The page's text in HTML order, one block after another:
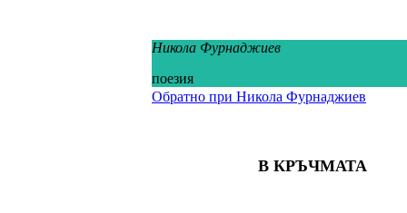
Никола Фурнаджиев
поезия
Обратно при Никола Фурнаджиев
В КРЪЧМАТА